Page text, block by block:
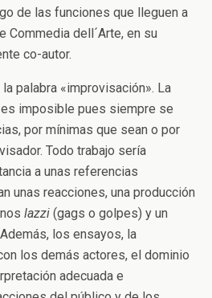
de las funciones que lleguen a
Commedia dell´Arte, en su
co-autor.
palabra «improvisación». La
es imposible pues siempre se
por mínimas que sean o por
Todo trabajo sería
a unas referencias
unas reacciones, una producción
lazzi (gags o golpes) y un
los ensayos, la
los demás actores, el dominio
adecuada e